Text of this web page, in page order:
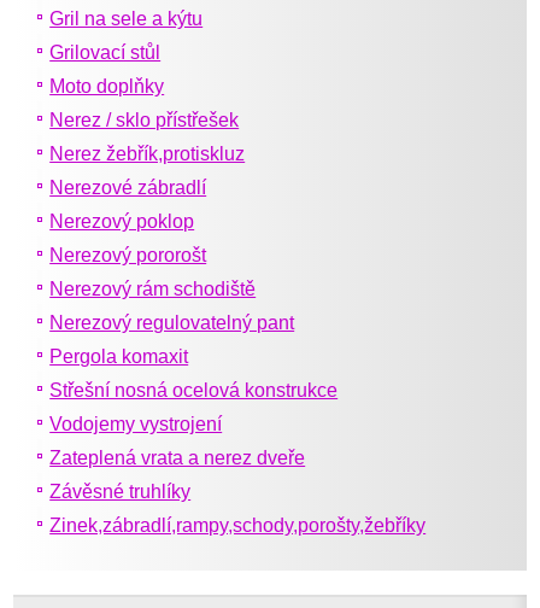
Gril na sele a kýtu
Grilovací stůl
Moto doplňky
Nerez / sklo přístřešek
Nerez žebřík,protiskluz
Nerezové zábradlí
Nerezový poklop
Nerezový pororošt
Nerezový rám schodiště
Nerezový regulovatelný pant
Pergola komaxit
Střešní nosná ocelová konstrukce
Vodojemy vystrojení
Zateplená vrata a nerez dveře
Závěsné truhlíky
Zinek,zábradlí,rampy,schody,porošty,žebříky